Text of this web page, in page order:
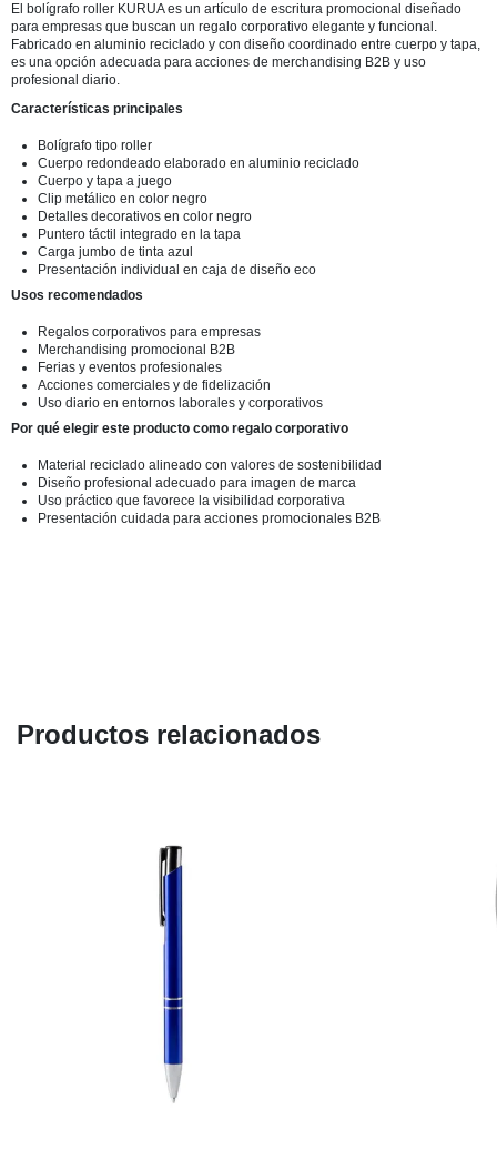
El bolígrafo roller KURUA es un artículo de escritura promocional diseñado
para empresas que buscan un regalo corporativo elegante y funcional.
Fabricado en aluminio reciclado y con diseño coordinado entre cuerpo y tapa,
es una opción adecuada para acciones de merchandising B2B y uso
profesional diario.
Características principales
Bolígrafo tipo roller
Cuerpo redondeado elaborado en aluminio reciclado
Cuerpo y tapa a juego
Clip metálico en color negro
Detalles decorativos en color negro
Puntero táctil integrado en la tapa
Carga jumbo de tinta azul
Presentación individual en caja de diseño eco
Usos recomendados
Regalos corporativos para empresas
Merchandising promocional B2B
Ferias y eventos profesionales
Acciones comerciales y de fidelización
Uso diario en entornos laborales y corporativos
Por qué elegir este producto como regalo corporativo
Material reciclado alineado con valores de sostenibilidad
Diseño profesional adecuado para imagen de marca
Uso práctico que favorece la visibilidad corporativa
Presentación cuidada para acciones promocionales B2B
Productos relacionados